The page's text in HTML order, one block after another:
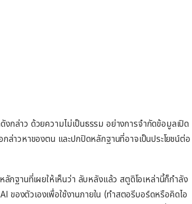
กล่าว ด้วยความไม่เป็นธรรม อย่างการจำกัดข้อมูลเปิด
ล่าวหาของตน และปกปิดหลักฐานที่อาจเป็นประโยชน์ต่อ
กฐานที่เผยให้เห็นว่า ลับหลังแล้ว สตูดิโอเหล่านี้ก็กำลัง
ของตัวเองเพื่อใช้งานภายใน (ทำสตอรีบอร์ดหรือคิดไอ